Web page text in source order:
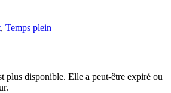
, Temps plein
plus disponible. Elle a peut-être expiré ou